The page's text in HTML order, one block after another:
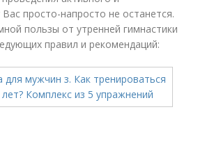
просто-напросто не останется.
пользы от утренней гимнастики
правил и рекомендаций: